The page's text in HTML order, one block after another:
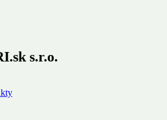
s.r.o.